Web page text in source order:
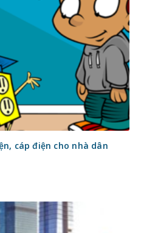
cáp điện cho nhà dân